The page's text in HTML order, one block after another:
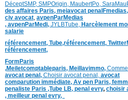
DéceptSMP, SMPOrigin, MaubertPo,
des affaires Paris, meiavocat penalFmedias,
civ avocat, avpenParMedias
, avpenParMedi, JYLBTube, Harcèlement
salarie
référencement, Tube,référencement,
référencement,
FormParis
,Meiletcomptableparis, Meillavimmo,
avocat penal, Choisir avocat penal, avocat
comparution immédiate, Av pen Paris,
penaliste Paris ,Tube LB, penal evry, choisir
, meilleur penal evry,